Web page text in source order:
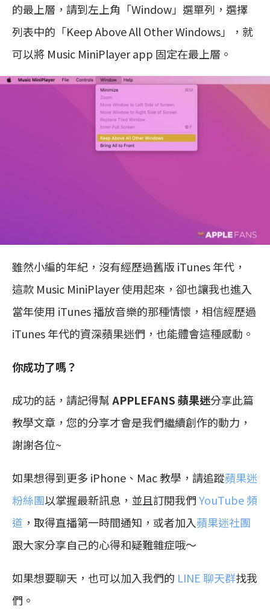
的最上層，請到左上角「Window」選單列，選擇
列表中的「Keep Above All Other Windows」，就
可以將 Music MiniPlayer app 固定在最上層。
雖然小編的年紀，沒有經歷過舊版 iTunes 年代，
這款 Music MiniPlayer 使用起來，卻也讓我也進入
當年使用 iTunes 播放音樂的那種情懷，相信經歷過
iTunes 年代的資深蘋果迷們，也能體會這種感動。
你成功了嗎？
成功的話，請記得幫APPLEFANS 蘋果迷分享此篇
教學文章，您的分享才會是我們繼續創作的動力，
謝謝各位~
如果想得到更多 iPhone、Mac 教學，請追蹤蘋果迷
粉絲團以掌握最新訊息，並且訂閱我們YouTube 頻
道 ，取得直播第一時間通知，或者加入蘋果迷社團
跟大家分享自己的心得和疑難雜症哦～
如果想要聊天，也可以加入我們的 LINE 聊天群找我
們。